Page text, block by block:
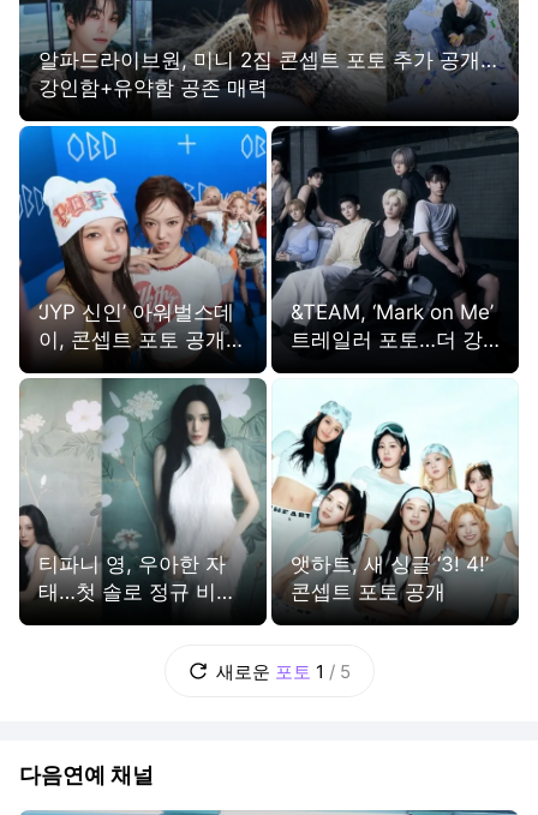
알파드라이브원, 미니 2집 콘셉트 포토 추가 공개…
강인함+유약함 공존 매력
‘JYP 신인’ 아워벌스데
이, 콘셉트 포토 공개…
청량+키치 비주얼
&TEAM, ‘Mark on Me’
트레일러 포토…더 강
렬해진 ‘늑대 DNA’
티파니 영, 우아한 자
태…첫 솔로 정규 비주
얼 포토 공개
앳하트, 새 싱글 ‘3! 4!’
콘셉트 포토 공개
새로운 포토 1 / 5
다음연예 채널